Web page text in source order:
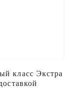
класс Экстра